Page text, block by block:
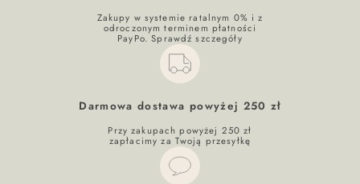
Zakupy w systemie ratalnym 0% i z
odroczonym terminem płatności
PayPo. Sprawdź szczegóły
Darmowa dostawa powyżej 250 zł
Przy zakupach powyżej 250 zł
zapłacimy za Twoją przesyłkę